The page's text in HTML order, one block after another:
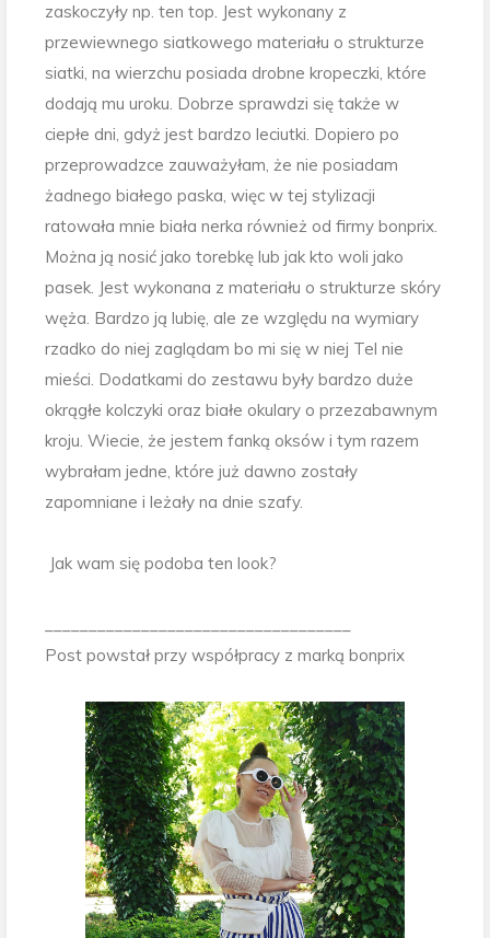
zaskoczyły np. ten top. Jest wykonany z
przewiewnego siatkowego materiału o strukturze
siatki, na wierzchu posiada drobne kropeczki, które
dodają mu uroku. Dobrze sprawdzi się także w
ciepłe dni, gdyż jest bardzo leciutki. Dopiero po
przeprowadzce zauważyłam, że nie posiadam
żadnego białego paska, więc w tej stylizacji
ratowała mnie biała nerka również od firmy bonprix.
Można ją nosić jako torebkę lub jak kto woli jako
pasek. Jest wykonana z materiału o strukturze skóry
węża. Bardzo ją lubię, ale ze względu na wymiary
rzadko do niej zaglądam bo mi się w niej Tel nie
mieści. Dodatkami do zestawu były bardzo duże
okrągłe kolczyki oraz białe okulary o przezabawnym
kroju. Wiecie, że jestem fanką oksów i tym razem
wybrałam jedne, które już dawno zostały
zapomniane i leżały na dnie szafy.
Jak wam się podoba ten look?
Post powstał przy współpracy z marką bonprix